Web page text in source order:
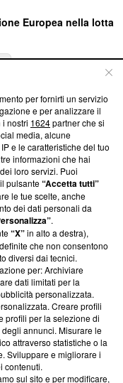
Europea nella lotta
su Blasting
ci impegniamo a
nostra aderenza a
News non è
di farne
una verifica di
Frasca, 3 - 6900
per fornirti un servizio
e per analizzare il
nostri 1624partner che si
media, alcune
e le caratteristiche del tuo
informazioni che hai
loro servizi. Puoi
pulsante“Accetta tutti”
le tue scelte, anche
dei dati personali da
.
“X”in alto a destra),
che non consentono
diversi dai tecnici.
per: Archiviare
dati limitati per la
personalizzata.
Creare profili
profili per la selezione di
annunci. Misurare le
attraverso statistiche o la
Sviluppare e migliorare i
contenuti.
sul sito e per modificare,